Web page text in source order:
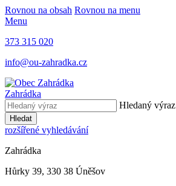
Rovnou na obsah Rovnou na menu
Menu
373 315 020
info@ou-zahradka.cz
Zahrádka
Hledaný výraz
Hledat
rozšířené vyhledávání
Zahrádka
Hůrky 39, 330 38 Úněšov